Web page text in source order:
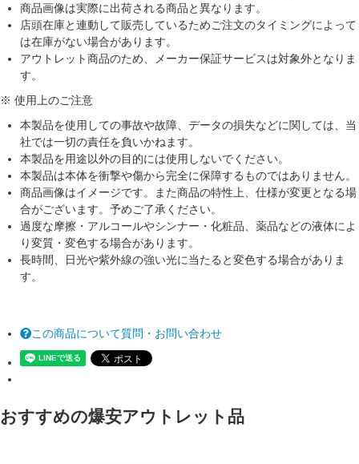
商品画像は実際に出荷される商品と異なります。
店頭在庫と連動して販売しているためご注文のタイミングによって
は在庫がない場合があります。
アウトレット商品のため、メーカー保証サービスは対象外となりま
す。
※ 使用上のご注意
本製品を使用しての事故や故障、データの損失などに関しては、当
社では一切の責任を負いかねます。
本製品を用途以外の目的には使用しないでください。
本製品は本体を衝撃や傷から完全に保障するものではありません。
商品画像はイメージです。また商品の特性上、仕様が変更となる場
合がございます。予めご了承ください。
過度な摩擦・アルコールやシンナー・化粧品、薬品などの液体によ
り変質・変色する場合があります。
長時間、日光や紫外線の強い光に当たると変色する場合がありま
す。
この商品について質問・お問い合わせ
おすすめの爆安アウトレット品